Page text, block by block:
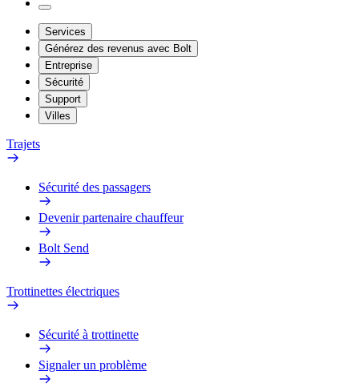
Services
Générez des revenus avec Bolt
Entreprise
Sécurité
Support
Villes
Trajets
Sécurité des passagers
Devenir partenaire chauffeur
Bolt Send
Trottinettes électriques
Sécurité à trottinette
Signaler un problème